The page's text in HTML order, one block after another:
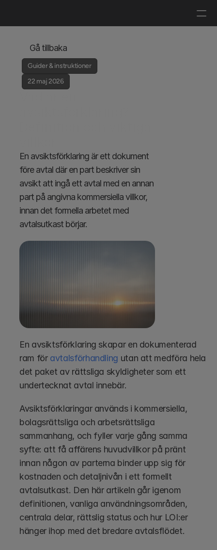
Gå tillbaka
Guider & instruktioner
22 maj 2026
En avsiktsförklaring är ett dokument
före avtal där en part beskriver sin
avsikt att ingå ett avtal med en annan
part på angivna kommersiella villkor,
innan det formella arbetet med
avtalsutkast börjar.
En avsiktsförklaring skapar en dokumenterad
ram för avtalsförhandling utan att medföra hela
det paket av rättsliga skyldigheter som ett
undertecknat avtal innebär.
Avsiktsförklaringar används i kommersiella,
bolagsrättsliga och arbetsrättsliga
sammanhang, och fyller varje gång samma
syfte: att få affärens huvudvillkor på pränt
innan någon av parterna binder upp sig för
kostnaden och detaljnivån i ett formellt
avtalsutkast. Den här artikeln går igenom
definitionen, vanliga användningsområden,
centrala delar, rättslig status och hur LOI:er
hänger ihop med det bredare avtalsflödet.